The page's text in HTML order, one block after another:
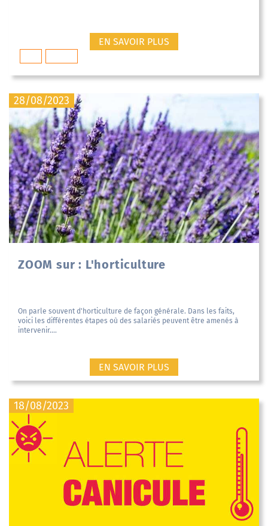
EN SAVOIR PLUS
28/08/2023
ZOOM sur : L'horticulture
On parle souvent d'horticulture de façon générale. Dans les faits,
voici les différentes étapes où des salariés peuvent être amenés à
intervenir....
EN SAVOIR PLUS
18/08/2023